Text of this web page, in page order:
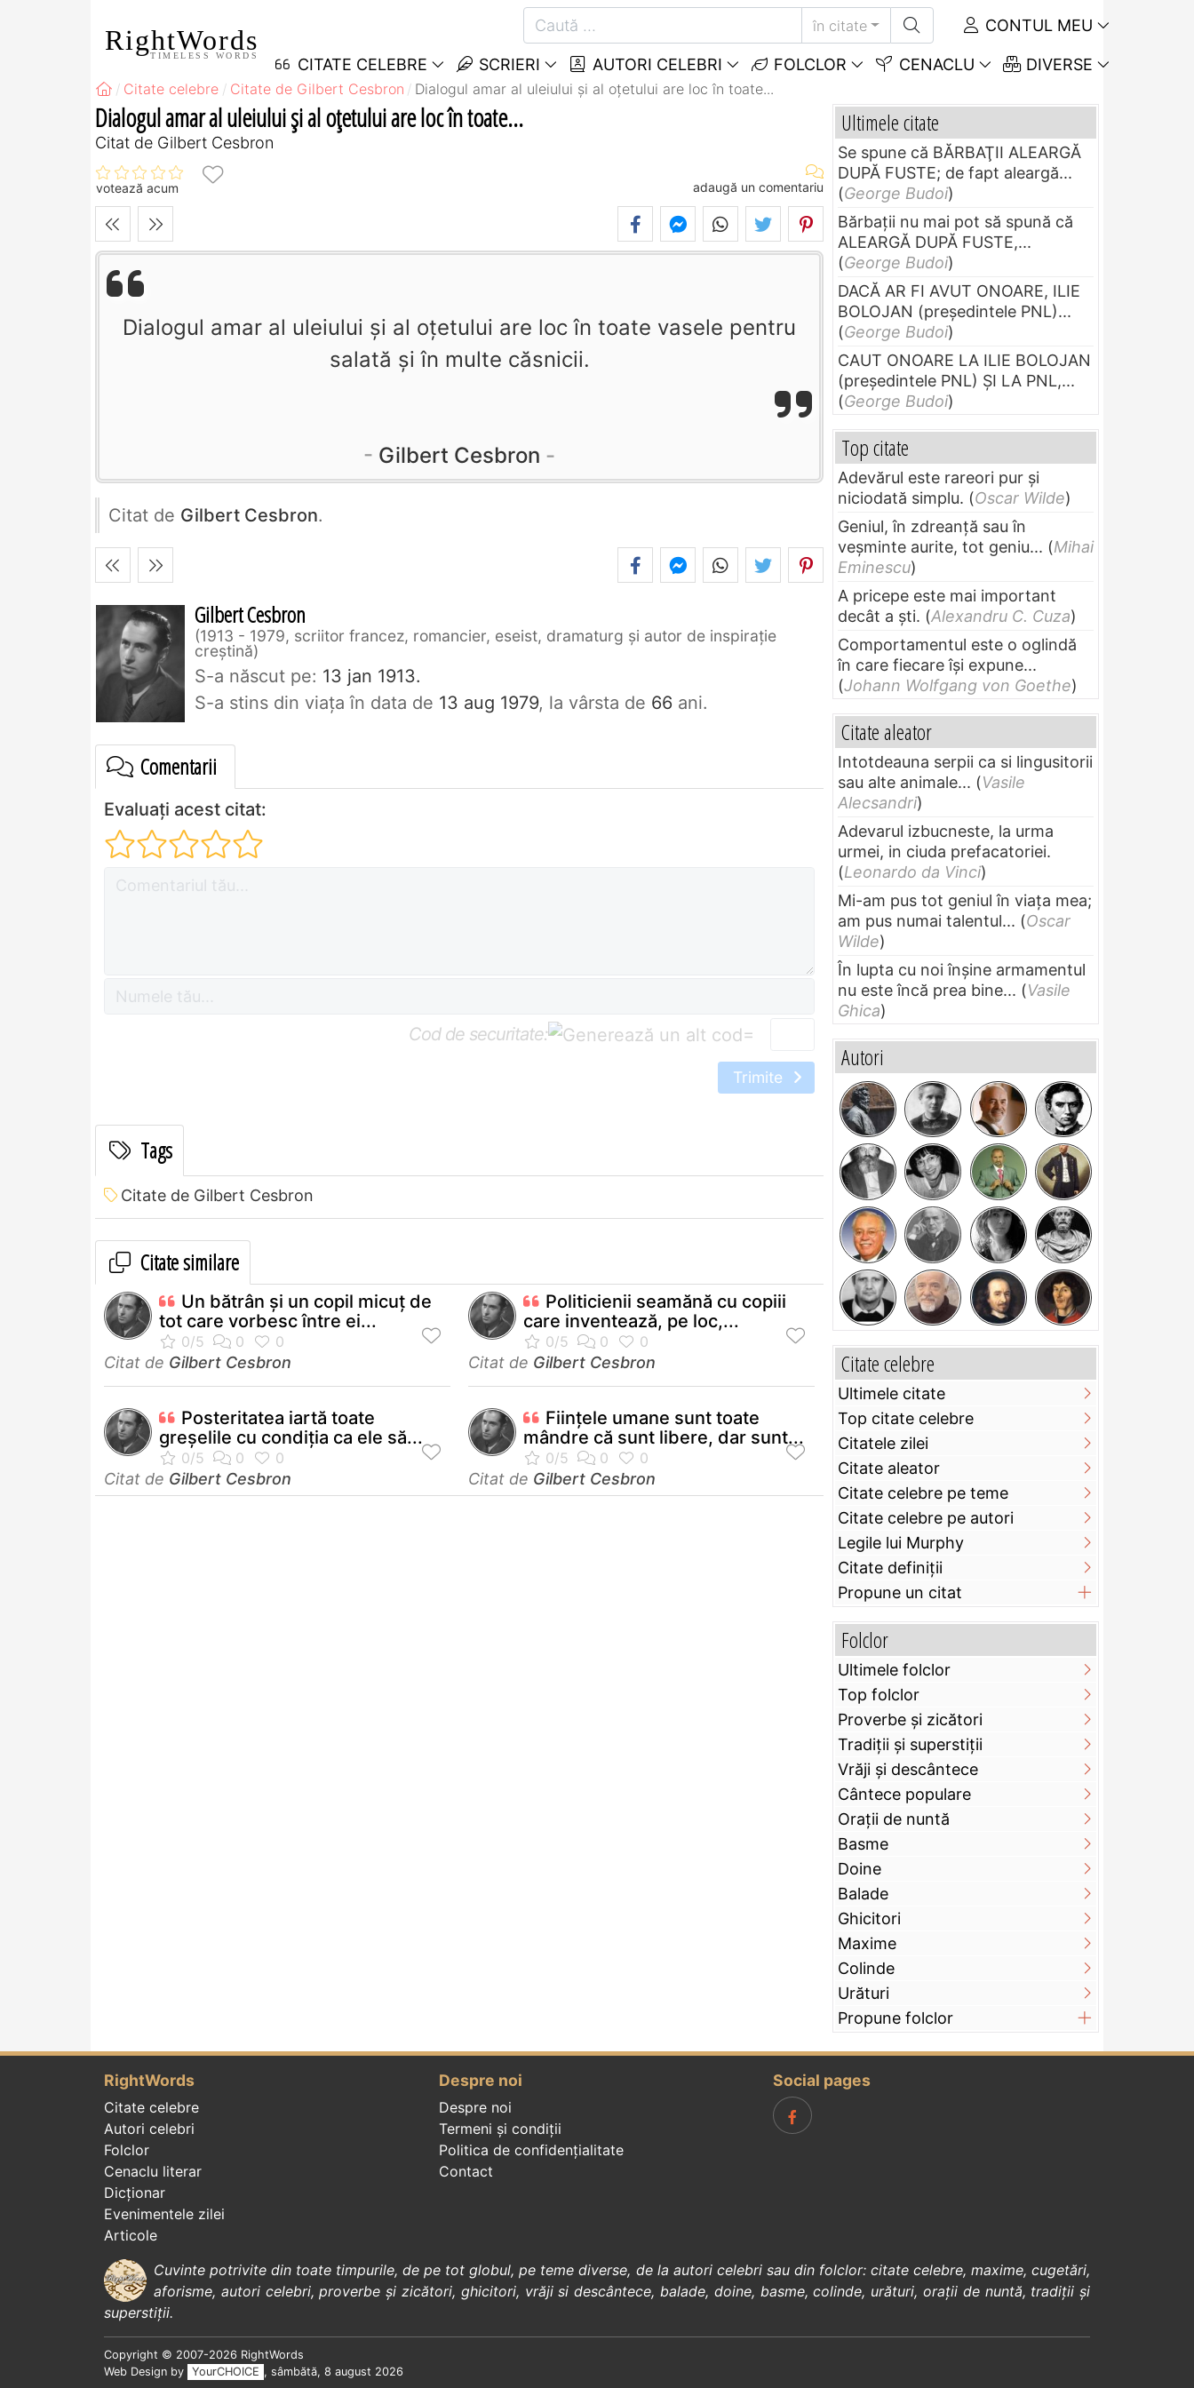
RightWords
TIMELESS WORDS
în citate CONTUL MEU
CITATE CELEBRE SCRIERI AUTORI CELEBRI FOLCLOR CENACLU DIVERSE
Citate celebre Citate de Gilbert Cesbron Dialogul amar al uleiului şi al oţetului are loc în toate...
Dialogul amar al uleiului şi al oţetului are loc în toate...
Citat de Gilbert Cesbron
votează acum adaugă un comentariu
Dialogul amar al uleiului şi al oţetului are loc în toate vasele pentru
salată şi în multe căsnicii.
Gilbert Cesbron
Citat de Gilbert Cesbron.
Gilbert Cesbron
1913 - 1979, scriitor francez, romancier, eseist, dramaturg și autor de inspirație
creștină
S-a născut pe: 13 jan 1913.
S-a stins din viaţa în data de 13 aug 1979, la vârsta de 66 ani.
Comentarii
Evaluați acest citat:
Cod de securitate: =
Trimite
Tags
Citate de Gilbert Cesbron
Citate similare
Un bătrân şi un copil micuţ de
tot care vorbesc între ei...
Citat de Gilbert Cesbron
Politicienii seamănă cu copiii
care inventează, pe loc,...
Citat de Gilbert Cesbron
Posteritatea iartă toate
greşelile cu condiţia ca ele să...
Citat de Gilbert Cesbron
Fiinţele umane sunt toate
mândre că sunt libere, dar sunt...
Citat de Gilbert Cesbron
Ultimele citate
Se spune că BĂRBAŢII ALEARGĂ
DUPĂ FUSTE; de fapt aleargă...
(George Budoi)
Bărbaţii nu mai pot să spună că
ALEARGĂ DUPĂ FUSTE,...
(George Budoi)
DACĂ AR FI AVUT ONOARE, ILIE
BOLOJAN (preşedintele PNL)...
(George Budoi)
CAUT ONOARE LA ILIE BOLOJAN
(preşedintele PNL) ŞI LA PNL,...
(George Budoi)
Top citate
Adevărul este rareori pur și
niciodată simplu. (Oscar Wilde)
Geniul, în zdreanţă sau în
veşminte aurite, tot geniu... (Mihai
Eminescu)
A pricepe este mai important
decât a ști. (Alexandru C. Cuza)
Comportamentul este o oglindă
în care fiecare își expune...
(Johann Wolfgang von Goethe)
Citate aleator
Intotdeauna serpii ca si lingusitorii
sau alte animale... (Vasile
Alecsandri)
Adevarul izbucneste, la urma
urmei, in ciuda prefacatoriei.
(Leonardo da Vinci)
Mi-am pus tot geniul în viața mea;
am pus numai talentul... (Oscar
Wilde)
În lupta cu noi înșine armamentul
nu este încă prea bine... (Vasile
Ghica)
Autori
Citate celebre
Ultimele citate
Top citate celebre
Citatele zilei
Citate aleator
Citate celebre pe teme
Citate celebre pe autori
Legile lui Murphy
Citate definiţii
Propune un citat
Folclor
Ultimele folclor
Top folclor
Proverbe și zicători
Tradiții și superstiții
Vrăji și descântece
Cântece populare
Orații de nuntă
Basme
Doine
Balade
Ghicitori
Maxime
Colinde
Urături
Propune folclor
RightWords
Citate celebre
Autori celebri
Folclor
Cenaclu literar
Dicționar
Evenimentele zilei
Articole
Despre noi
Despre noi
Termeni și condiții
Politica de confidenţialitate
Contact
Social pages
Cuvinte potrivite din toate timpurile, de pe tot globul, pe teme diverse, de la autori celebrisau din folclor: citate celebre, maxime,cugetări,
aforisme, autori celebri,proverbe și zicători, ghicitori, vrăji si descântece, balade, doine, basme,colinde, urături, orații de nuntă, tradiții și
superstiții.
Copyright © 2007-2026 RightWords
Web Design by
YourCHOICE , sâmbătă, 8 august 2026